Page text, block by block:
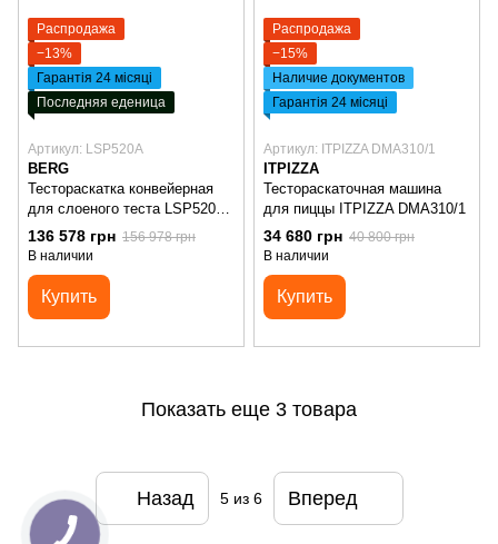
Распродажа
−13%
Гарантія 24 місяці
Последняя еденица
Артикул: LSP520A
BERG
Тестораскатка конвейерная
для слоеного теста LSP520A
BERG
136 578 грн 156 978 грн
В наличии
Купить
Распродажа
−15%
Наличие документов
Гарантія 24 місяці
Артикул: ITPIZZA DMA310/1
ITPIZZA
Тестораскаточная машина
для пиццы ITPIZZA DMA310/1
34 680 грн 40 800 грн
В наличии
Купить
Показать еще 3 товара
Назад 5из 6 Вперед